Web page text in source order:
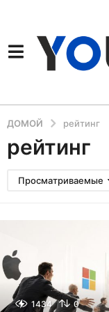
ДОМОЙ рейтинг
рейтинг
Просматриваемые
1434 0